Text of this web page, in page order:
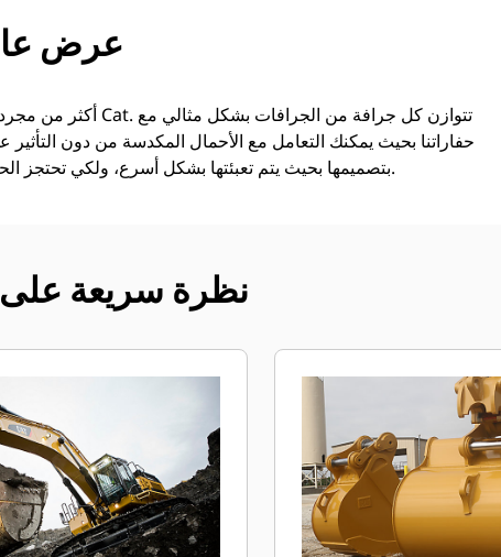
عرض
حفاراتنا بحيث يمكنك التعامل مع الأحمال المكدسة من دون التأثير
بتصميمها بحيث يتم تعبئتها بشكل أسرع، ولكي تحتجز الحمل على نحو أفضل، ولتكون قادرة على الاضطلاع بأعمالك.
نظرة سريعة